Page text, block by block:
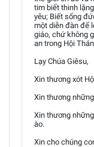
tim biết thinh
yêu; Biết sống
một diễn đàn để
giáo, chứ không
an trong Hội
Lạy Chúa Giêsu,
Xin thương xót
Xin thương
Xin thương
ào.
Xin cho chúng